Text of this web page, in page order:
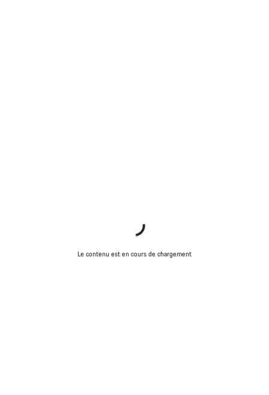
Le contenu est en cours de chargement